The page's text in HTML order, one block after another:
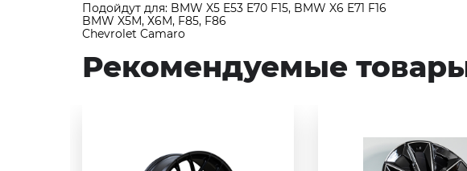
Подойдут для: BMW X5 E53 E70 F15, BMW X6 E71 F16
BMW X5М, Х6М, F85, F86
Chevrolet Camaro
Рекомендуемые